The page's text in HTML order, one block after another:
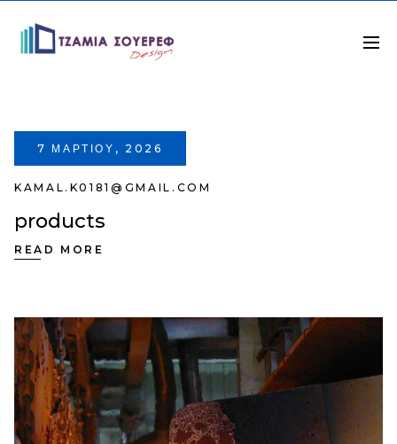
7 ΜΑΡΤΊΟΥ, 2026
KAMAL.K0181@GMAIL.COM
products
READ MORE